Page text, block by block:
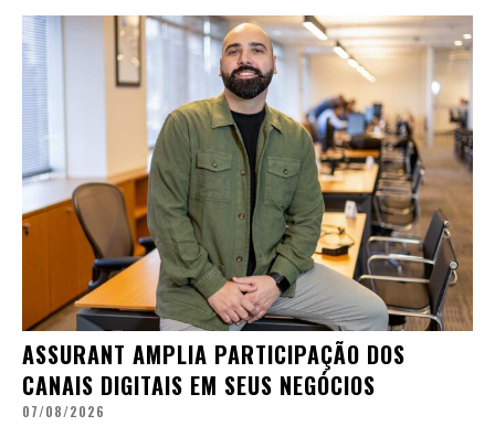
ASSURANT AMPLIA PARTICIPAÇÃO DOS
CANAIS DIGITAIS EM SEUS NEGÓCIOS
07/08/2026